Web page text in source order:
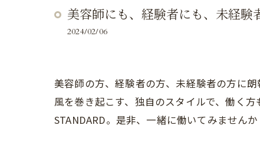
美容師にも、経験者にも、未経
2024/02/06
美容師の方、経験者の方、未経験者の方に
風を巻き起こす、独自のスタイルで、働く
STANDARD。是非、一緒に働いてみませんか